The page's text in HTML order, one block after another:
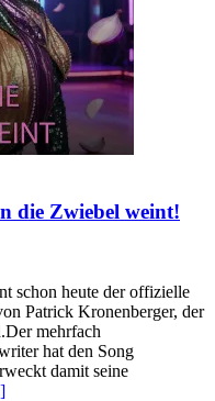
die Zwiebel weint!
schon heute der offizielle
Patrick Kronenberger, der
mehrfach
hat den Song
damit seine